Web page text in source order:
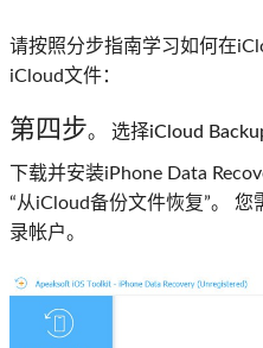
请按照分步指南学习如何在
iCloud文件：
第四步。 选择iCloud
下载并安装iPhone Data
“从iCloud备份文件恢复”。
录帐户。